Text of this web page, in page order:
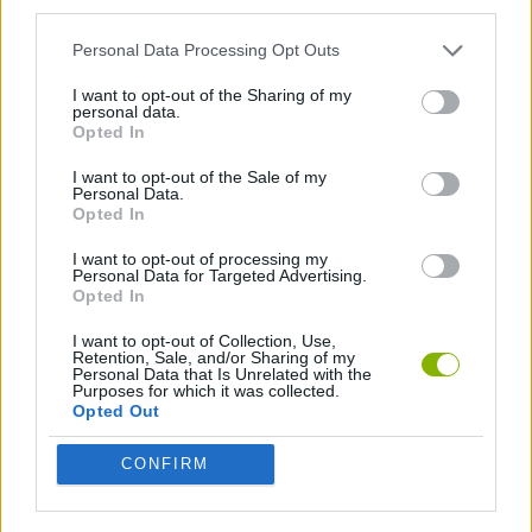
Personal Data Processing Opt Outs
I want to opt-out of the Sharing of my
personal data.
Opted In
I want to opt-out of the Sale of my
Personal Data.
Opted In
I want to opt-out of processing my
Personal Data for Targeted Advertising.
Opted In
I want to opt-out of Collection, Use,
Retention, Sale, and/or Sharing of my
Personal Data that Is Unrelated with the
Purposes for which it was collected.
Opted Out
CONFIRM
alvo fácil - equilibra o teu poder com a capacidade de
Quem criou o Zad Archery?
Etiquetas
JOGOS DE AVENTURAS
JOGOS DE AÇÃO
JOGOS DE HABILIDADE